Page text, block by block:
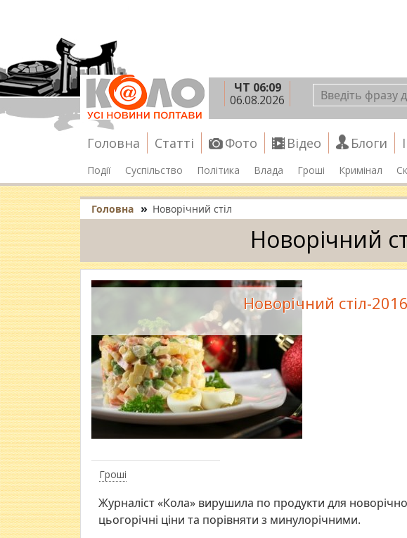
ЧТ 06:09
06.08.2026
Головна Статті Фото Відео Блоги
Події Суспільство Політика Влада Гроші Кримінал
Головна » Новорічний стіл
Новорічний
Гроші
Новорічний стіл-
Журналіст «Кола» вирушила по продукти для
цьогорічні ціни та порівняти з минулорічними.